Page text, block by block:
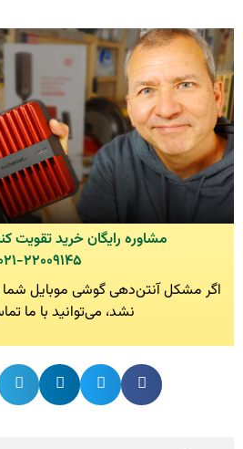
مشاوره رایگان خرید تقویت
۰۲۱-
اگر مشکل آنتن‌دهی گوشی موبایل شما
نشد، می‌توانید با ما